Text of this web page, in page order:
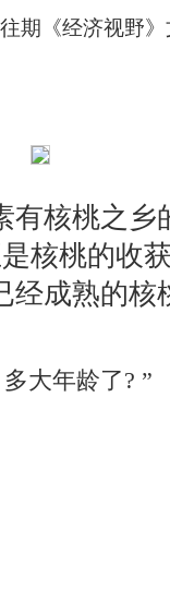
期《经济视野
有核桃之乡
核桃的收
经成熟的核
大年龄了? ”